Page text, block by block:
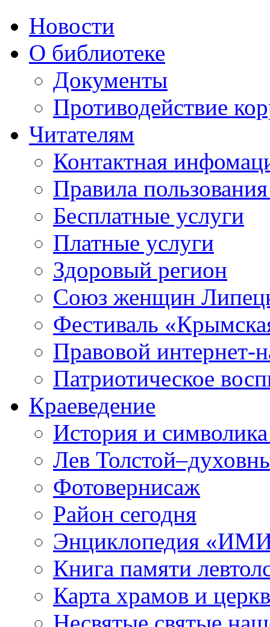
Новости
О библиотеке
Документы
Противодействие
Читателям
Контактная
Правила
Бесплатные услуги
Платные услуги
Здоровый регион
Союз женщин
Фестиваль
Правовой интернет-
Патриотическое
Краеведение
История и
Лев
Фотовернисаж
Район сегодня
Энциклопедия «ИМИ
Книга памяти
Карта храмов и